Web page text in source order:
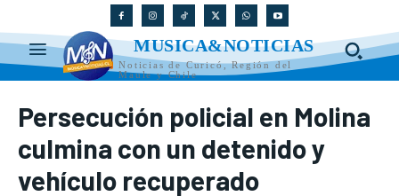
MUSICA&NOTICIAS
Noticias de Curicó, Región del
Maule y Chile
Persecución policial en Molina
culmina con un detenido y
vehículo recuperado